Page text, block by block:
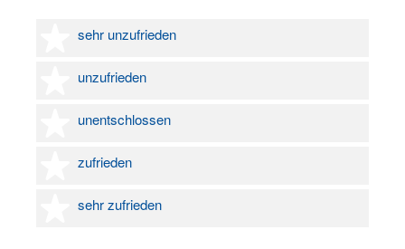
sehr unzufrieden
1 Stern
unzufrieden
2 Sterne
unentschlossen
3 Sterne
zufrieden
4 Sterne
sehr zufrieden
5 Sterne